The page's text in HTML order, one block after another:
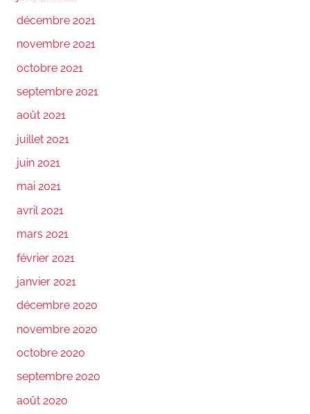
décembre 2021
novembre 2021
octobre 2021
septembre 2021
août 2021
juillet 2021
juin 2021
mai 2021
avril 2021
mars 2021
février 2021
janvier 2021
décembre 2020
novembre 2020
octobre 2020
septembre 2020
août 2020